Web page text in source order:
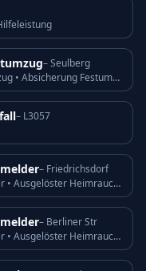
– Seulberg
H1 Absicherung Festumzug • Absicherung Festumzug
– L3057
– Friedrichsdorf
F RWM Heimrauchmelder • Ausgelöster Heimrauchmelder
– Berliner Str
F RWM Heimrauchmelder • Ausgelöster Heimrauchmelder